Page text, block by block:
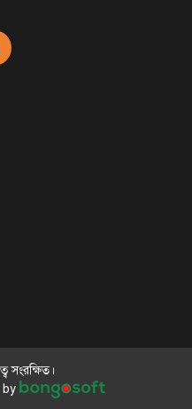
মারামারি করে তিন
নিহত
সঙ্গে দক্ষিণ কোরিয়ার
সংরক্ষিত।
by